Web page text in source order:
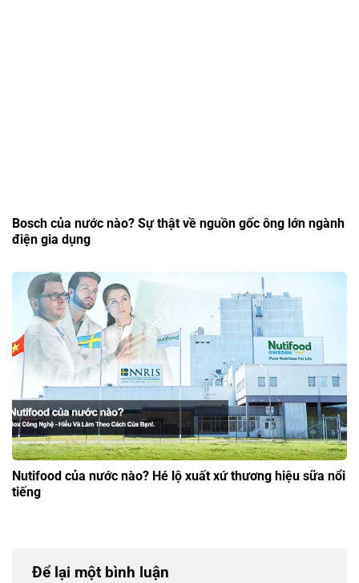
Bosch của nước nào? Sự thật về nguồn gốc ông lớn ngành
điện gia dụng
Nutifood của nước nào? Hé lộ xuất xứ thương hiệu sữa nổi
tiếng
Để lại một bình luận